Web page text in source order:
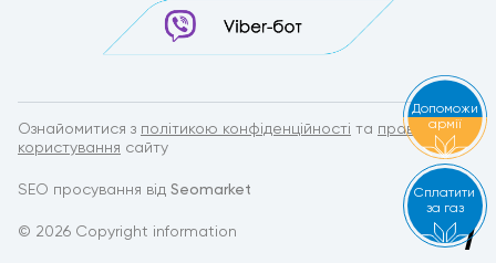
© 2026 Copyright information
Ознайомитися з політикою конфіденційності та правилами
користування сайту
SEO просування від Seomarket
by
Сплатити
за газ
Допоможи
армії